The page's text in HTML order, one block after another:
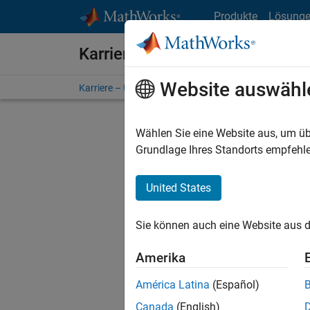
Produkte
Karriere bei MathWorks
Karriere – Übersicht Stellensuche
FILTER:
Stellen
Es
Region
Website
Wählen Sie eine Website aus, um
Grundlage Ihres Standorts
United States
Sie können auch eine Website aus
Amerika
América Latina (Español)
Canada (English)